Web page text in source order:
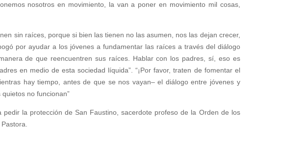
nosotros en movimiento, la van a poner en movimiento mil cosas,
sin raíces, porque si bien las tienen no las asumen, nos las dejan crecer,
por ayudar a los jóvenes a fundamentar las raíces a través del diálogo
de que reencuentren sus raíces. Hablar con los padres, sí, eso es
en medio de esta sociedad líquida”. “¡Por favor, traten de fomentar el
hay tiempo, antes de que se nos vayan– el diálogo entre jóvenes y
no funcionan”
la protección de San Faustino, sacerdote profeso de la Orden de los